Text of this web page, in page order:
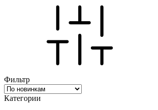
Фильтр
Категории